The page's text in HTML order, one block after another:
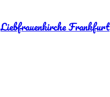
Liebfrauenkirche Frankfurt